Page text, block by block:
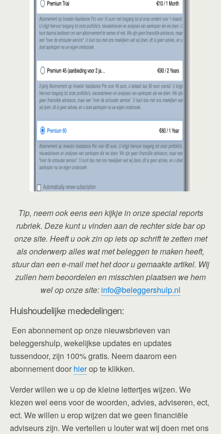
Tip, neem ook eens een kijkje in onze special reports
rubriek. Deze kunt u vinden aan de rechter side bar op
onze site. Heeft u ook zin op iets op schrift te zetten met
als onderwerp alles wat met beleggen te maken heeft,
stuur dan een e-mail met het door u gemaakte artikel. Wij
zullen hem beoordelen en misschien plaatsen we hem
wel op onze site: info@beleggershulp.nl
Huishoudelijke mededelingen:
Een abonnement op onze nieuwsbrieven van
beleggershulp, wekelijkse updates en updates
tussendoor, zijn 100% gratis. Neem daarom een
abonnement door hierop te klikken.
Verder willen we u op de kleine lettertjes wijzen. We
kiezen wel eens voor de woorden, advies, adviseren, ect,
ect. We willen u erop wijzen dat we geen financiële
adviseurs zijn. We vertellen u louter wat wij doen met ons